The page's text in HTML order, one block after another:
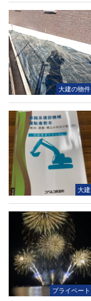
大建の物件
大建
プライベート